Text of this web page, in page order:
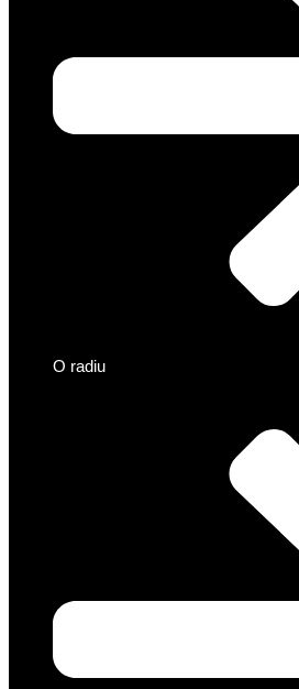
O radiu